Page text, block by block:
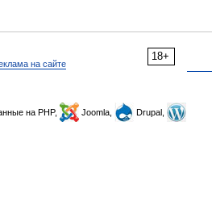
18+
на сайте
на PHP, Joomla,
Drupal,